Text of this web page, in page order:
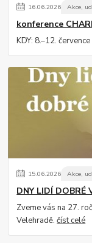
16.06.2026 Akce,
konference
KDY: 8.–12.
15.06.2026 Akce,
DNY LIDÍ DOBRÉ
Zveme vás na 27.
Velehradě.číst celé